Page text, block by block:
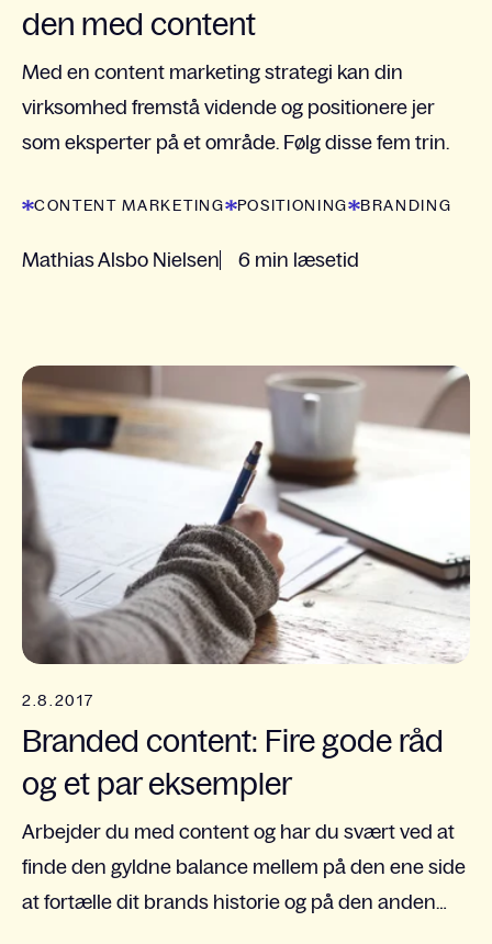
den med content
Med en content marketing strategi kan din
virksomhed fremstå vidende og positionere jer
som eksperter på et område. Følg disse fem trin.
CONTENT MARKETING POSITIONING BRANDING
Mathias Alsbo Nielsen 6 min læsetid
2.8.2017
Branded content: Fire gode råd
og et par eksempler
Arbejder du med content og har du svært ved at
finde den gyldne balance mellem på den ene side
at fortælle dit brands historie og på den anden